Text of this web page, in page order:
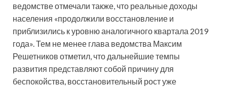
ведомстве отмечали также, что реальные доходы
населения «продолжили восстановление и
приблизились к уровню аналогичного квартала 2019
года». Тем не менее глава ведомства Максим
Решетников отметил, что дальнейшие темпы
развития представляют собой причину для
беспокойства, восстановительный рост уже